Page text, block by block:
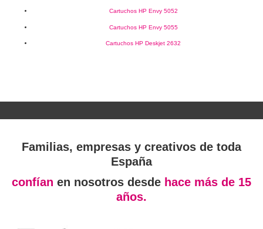
Cartuchos HP Envy 5052
Cartuchos HP Envy 5055
Cartuchos HP Deskjet 2632
Familias, empresas y creativos de toda
España
confían en nosotros desde hace más de 15
años.